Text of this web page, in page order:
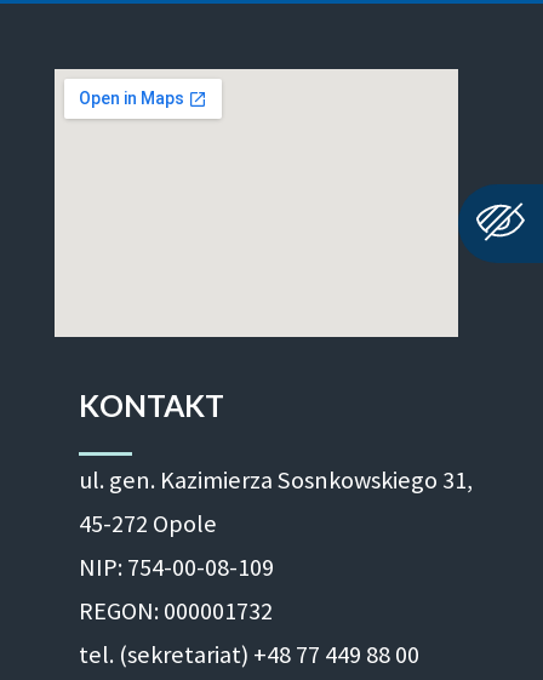
KONTAKT
ul. gen. Kazimierza Sosnkowskiego 31,
45-272 Opole
NIP: 754-00-08-109
REGON: 000001732
tel. (sekretariat) +48 77 449 88 00